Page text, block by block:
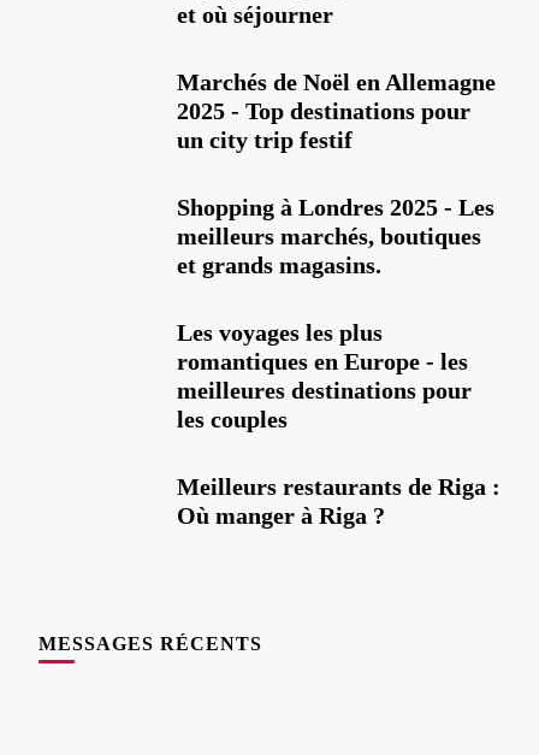
et où séjourner
Marchés de Noël en Allemagne
2025 - Top destinations pour
un city trip festif
Shopping à Londres 2025 - Les
meilleurs marchés, boutiques
et grands magasins.
Les voyages les plus
romantiques en Europe - les
meilleures destinations pour
les couples
Meilleurs restaurants de Riga :
Où manger à Riga ?
MESSAGES RÉCENTS